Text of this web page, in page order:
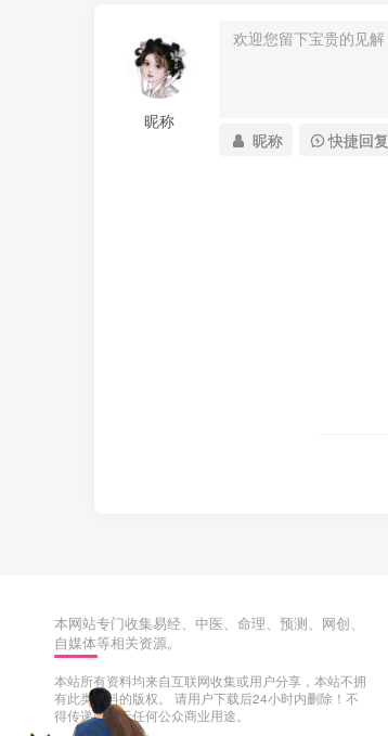
昵称
昵称 快捷回复
本网站专门收集易经、中医、命理、预测、网创、
自媒体等相关资源。
本站所有资料均来自互联网收集或用户分享，本站不拥
有此类资料的版权。 请用户下载后24小时内删除！不
得传递或用于任何公众商业用途。